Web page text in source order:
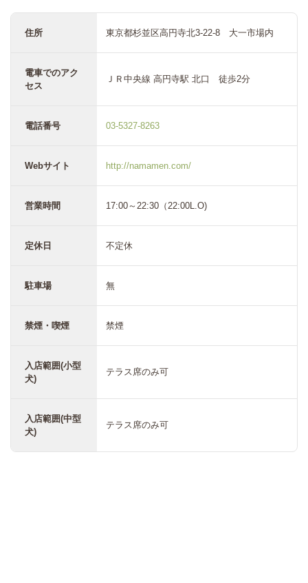
住所 東京都杉並区高円寺北3-22-8 大一市場内
電車でのアク
セス
ＪＲ中央線 高円寺駅 北口 徒歩2分
電話番号 03-5327-8263
Webサイト http://namamen.com/
営業時間 17:00～22:30（22:00L.O)
定休日 不定休
駐車場 無
禁煙・喫煙 禁煙
入店範囲(小型
犬)
テラス席のみ可
入店範囲(中型
犬)
テラス席のみ可